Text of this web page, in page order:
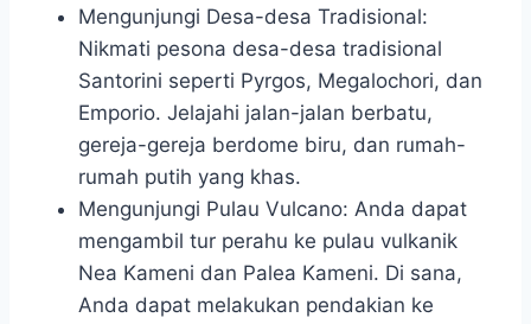
Mengunjungi Desa-desa Tradisional:
Nikmati pesona desa-desa tradisional
Santorini seperti Pyrgos, Megalochori, dan
Emporio. Jelajahi jalan-jalan berbatu,
gereja-gereja berdome biru, dan rumah-
rumah putih yang khas.
Mengunjungi Pulau Vulcano: Anda dapat
mengambil tur perahu ke pulau vulkanik
Nea Kameni dan Palea Kameni. Di sana,
Anda dapat melakukan pendakian ke